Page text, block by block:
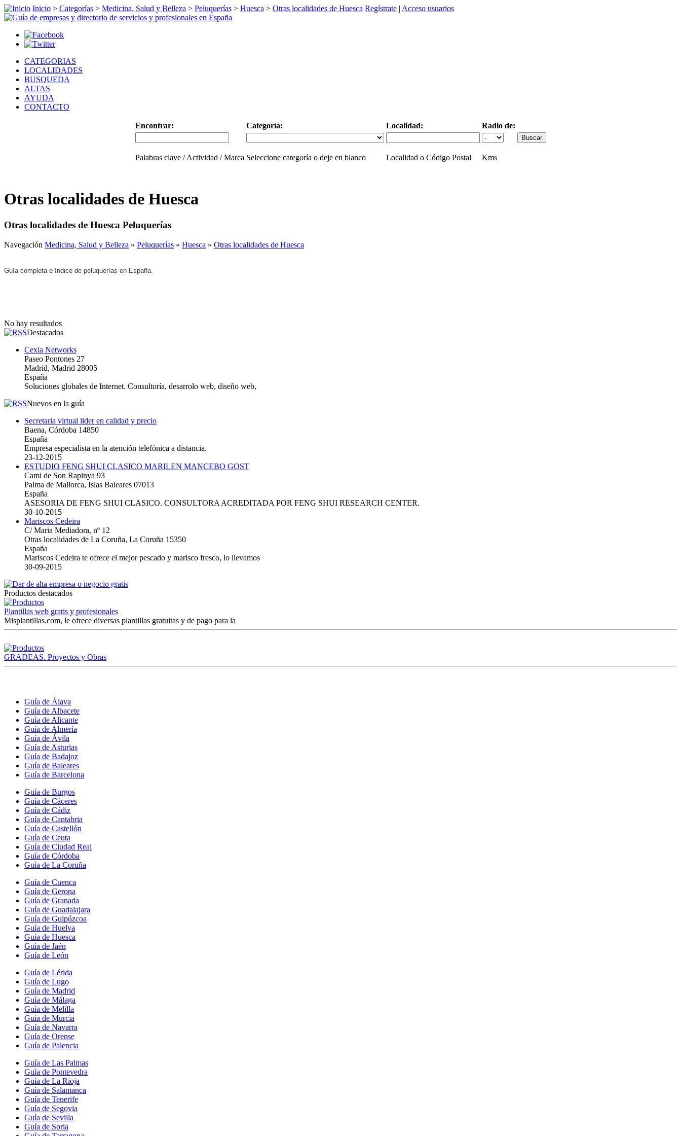
Inicio > Categorías > Medicina, Salud y Belleza > Peluquerías > Huesca > Otras localidades de Huesca Regístrate | Acceso usuarios
CATEGORIAS
LOCALIDADES
BUSQUEDA
ALTAS
AYUDA
CONTACTO
Encontrar: Categoría: Localidad: Radio de:
Palabras clave / Actividad / Marca Seleccione categoría o deje en blanco Localidad o Código Postal Kms
Otras localidades de Huesca
Otras localidades de Huesca Peluquerías
Navegación Medicina, Salud y Belleza » Peluquerías » Huesca » Otras localidades de Huesca
Guía completa e índice de peluquerías en España.
No hay resultados
Destacados
Cexia Networks
Paseo Pontones 27
Madrid, Madrid 28005
España
Soluciones globales de Internet. Consultoría, desarrolo web, diseño web,
Nuevos en la guía
Secretaria virtual lider en calidad y precio
Baena, Córdoba 14850
España
Empresa especialista en la atención telefónica a distancia.
23-12-2015
ESTUDIO FENG SHUI CLASICO MARILEN MANCEBO GOST
Cami de Son Rapinya 93
Palma de Mallorca, Islas Baleares 07013
España
ASESORIA DE FENG SHUI CLASICO. CONSULTORA ACREDITADA POR FENG SHUI RESEARCH CENTER.
30-10-2015
Mariscos Cedeira
C/ Maria Mediadora, nº 12
Otras localidades de La Coruña, La Coruña 15350
España
Mariscos Cedeira te ofrece el mejor pescado y marisco fresco, lo llevamos
30-09-2015
Productos destacados
Plantillas web gratis y profesionales
Misplantillas.com, le ofrece diversas plantillas gratuitas y de pago para la
GRADEAS. Proyectos y Obras
Guía de Álava
Guía de Albacete
Guía de Alicante
Guía de Almería
Guía de Ávila
Guía de Asturias
Guía de Badajoz
Guía de Baleares
Guía de Barcelona
Guía de Burgos
Guía de Cáceres
Guía de Cádiz
Guía de Cantabria
Guía de Castellón
Guía de Ceuta
Guía de Ciudad Real
Guía de Córdoba
Guía de La Coruña
Guía de Cuenca
Guía de Gerona
Guía de Granada
Guía de Guadalajara
Guía de Guipúzcoa
Guía de Huelva
Guía de Huesca
Guía de Jaén
Guía de León
Guía de Lérida
Guía de Lugo
Guía de Madrid
Guía de Málaga
Guía de Melilla
Guía de Murcia
Guía de Navarra
Guía de Orense
Guía de Palencia
Guía de Las Palmas
Guía de Pontevedra
Guía de La Rioja
Guía de Salamanca
Guía de Tenerife
Guía de Segovia
Guía de Sevilla
Guía de Soria